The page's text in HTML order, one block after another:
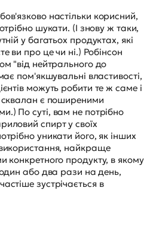
настільки корисний,
шукати. (І знову ж таки,
у багатьох продуктах, які
ви про це чи ні.) Робінсон
"від нейтрального до
пом'якшувальні властивості,
можуть робити те ж саме і
сквалан є поширеними
По суті, вам не потрібно
спирт у своїх
уникати його, як інших
найкраще
конкретного продукту, в якому
один або два рази на день,
зустрічається в